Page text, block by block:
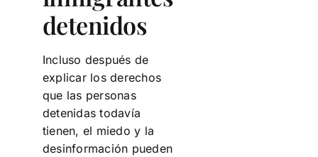
detenidos
Incluso después de
explicar los derechos
que las personas
detenidas todavía
tienen, el miedo y la
desinformación pueden